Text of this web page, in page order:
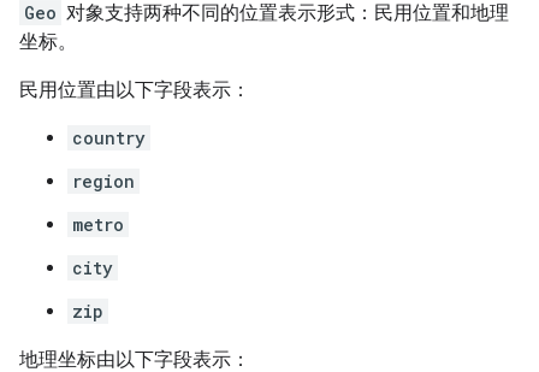
Geo 对象支持两种不同的位置表示形式：民用位置和地理
坐标。
民用位置由以下字段表示：
country
region
metro
city
zip
地理坐标由以下字段表示：